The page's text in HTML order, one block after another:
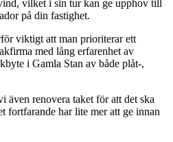
vilket i sin tur kan ge upphov till
på din fastighet.
viktigt att man prioriterar ett
med lång erfarenhet av
i Gamla Stan av både plåt-,
även renovera taket för att det ska
fortfarande har lite mer att ge innan